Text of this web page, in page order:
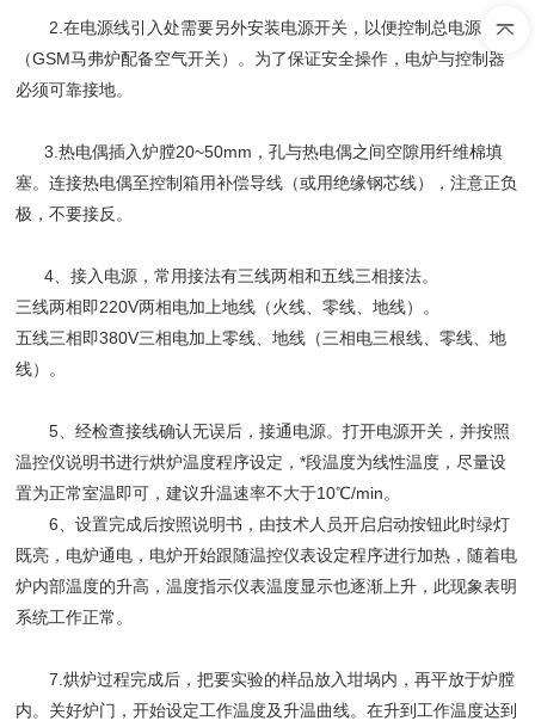
2.在电源线引入处需要另外安装电源开关，以便控制总电源
（GSM马弗炉配备空气开关）。为了保证安全操作，电炉与控制器
必须可靠接地。
3.热电偶插入炉膛20~50mm，孔与热电偶之间空隙用纤维棉填
塞。连接热电偶至控制箱用补偿导线（或用绝缘钢芯线），注意正负
极，不要接反。
4、接入电源，常用接法有三线两相和五线三相接法。
三线两相即220V两相电加上地线（火线、零线、地线）。
五线三相即380V三相电加上零线、地线（三相电三根线、零线、地
线）。
5、经检查接线确认无误后，接通电源。打开电源开关，并按照
温控仪说明书进行烘炉温度程序设定，*段温度为线性温度，尽量设
置为正常室温即可，建议升温速率不大于10℃/min。
6、设置完成后按照说明书，由技术人员开启启动按钮此时绿灯
既亮，电炉通电，电炉开始跟随温控仪表设定程序进行加热，随着电
炉内部温度的升高，温度指示仪表温度显示也逐渐上升，此现象表明
系统工作正常。
7.烘炉过程完成后，把要实验的样品放入坩埚内，再平放于炉膛
内。关好炉门，开始设定工作温度及升温曲线。在升到工作温度达到